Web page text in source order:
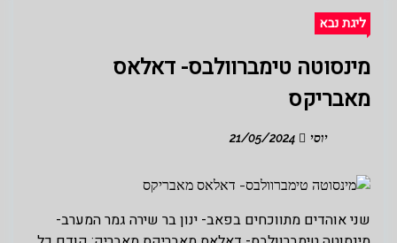
ליגת נבא
מינסוטה טימברוולבס- דאלאס
מאבריקס
יוסי
שני אוהדים מתווכחים בפאב- ינון בר שירה גמר המערב-